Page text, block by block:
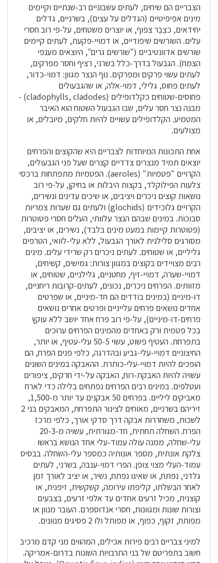
הצבריים הם שיחים, לעתים עשבוניים רב-שנתיים וקיימים
מינים אפיפיטיים (הגדלים על עצים), בשרניים, גדלים
יחידאים, כצֶבֶר צפוף, או יוצרים משטחים, על-פי רוב חסרי
עלים. השורשים שיפודיים, או דמויי-פקעת, לעתים קיימים
שורשים אדוונטיביים ("שורשים גרים", היוצאים מענפי
הצמח). הגבעול בדרך-כלל בשרני, רציף וחסר מפרקים,
לעתים עשוי פרקים ומפרקים. נוף הנצר מגוון: דמוי-כדור,
לעתים פחוס, גלילי, דמוי-אלה, או שהגבעולים
פחוסים-שטוחים כקלדופילים (cladophylls, cladodes) -
מבנה נצר חסר עלים, שבו הגבעול השטוח הוא האיבר
המטמיע. הקלדופילים עשויים להיות חלקים, מיובלים, או
מצולעים.
אחת התכונות המיוחדות לצבריים היא שהקוצים והפרחים
יוצאים תמיד מנצרים צדדיים קצרים שעל פני הגבעולים,
הקרויים "פטמיות" (aeroles). הפטמיות מתפתחות ברכסי
צלעות הפילוקלד, בקצות היבלות או בחיקן, על-פי רוב
נושאות קוצים ניכרים ויציבים, או שיכים עדינים ונשירים,
הקרויים גלוכידים (glochids) ולעתים גם שערות צמריות
סבוכות. במינים שבהם הנצר עלוותי, העלים חסרי פטוטרות
(פטוטרות קיימות במעט מינים בלבד), נשירים, או יציבים,
מסורגים סלילנית לאורך הגבעול, ללא עלי-לוואי, הטרפים
גליליים, או שטוחים. לעתים ניכרים רק שרידי עלים. מינים
רבים מצויידים בקוצים במגוון צורות: גמישים, קשיחים,
דמויי-שערה, דמויי-זיף, מחטניים, גלילניים, שטוחים, או
מזוותים. הפרחים ניכרים, נכונים, לעתים-קרובות ריחניים,
דו-מיניים (במינים בודדים הם חד-מיניים, או שפרטים
אחדים נושאים פרחים עלייניים ופרטים אחרים נושאים
פרחים-דו-מיניים), על-פי רוב פרח אחד יושב ללא עוקץ
בכל פטמית ורק באחדים מהמינים הפרחים ערוכים
בתפרחת. העטיף פשוט, עשוי 50-5 עלי-עטיף, או יותר,
החיצוניים דמויי-עלי-גביע ובהדרגה, כלפי פנים הפרח, הם
הופכים להיות דמויי-עלי-כותרת. ההאבקה במינים השונים
עשויה להיות האבקת-רוח, האבקה על-ידי חרקים, ציפורים
ועטלפים. במינים רבים הפרחים נפתחים בלילה כדי לארח
מאביקים ליליים. בפרחים 50 אבקנים עד יותר מ-1,500,
זיריהם בשרניים, מאוחים לצינור התפרחת, המאבקים בני 2
לשכות, משחררות אבקה דרך סדקי אורך, כלפי מרכז
הפרח. השחלה תחתית, חד-מגורתית, עשויה מ-20-3
עלי-שחלה, ממנה עולה עמוד-עלי אחד הנושא בראשו
צלקת אונתית, מספר אונותיה כמספר עלי-השחלה. בבסיס
עמוד-העלי מצוי צופן. הפרי דמוי-ענבה, בשרני, לעתים
גלדני, נפתח, או שאינו נפתח, נשיר, או יציב לאורך זמן
לאחר הבשלתו, קליפתו עירומה, קשקשית, זיפנית, או
קוצנית, מכיל זרעים אחדים עד אלפי זרעים, בצבעים
וצורות שונות ומגוונות, חסרי אנדוספרם. העובר מנוון או
מפותח, זקוף, כפוף, או מפותל ולו 2 פסיגים מנוונים.
למיני צבריים רבים פירות אכילים, המהווים מני קדם מרכיב
חשוב בתפריטם של בני התרבויות השונות בדרום-אמריקה.